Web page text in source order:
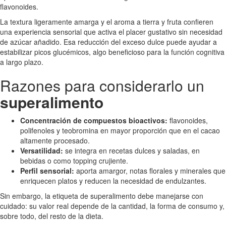
flavonoides.
La textura ligeramente amarga y el aroma a tierra y fruta confieren
una experiencia sensorial que activa el placer gustativo sin necesidad
de azúcar añadido. Esa reducción del exceso dulce puede ayudar a
estabilizar picos glucémicos, algo beneficioso para la función cognitiva
a largo plazo.
Razones para considerarlo un
superalimento
Concentración de compuestos bioactivos: flavonoides,
polifenoles y teobromina en mayor proporción que en el cacao
altamente procesado.
Versatilidad: se integra en recetas dulces y saladas, en
bebidas o como topping crujiente.
Perfil sensorial: aporta amargor, notas florales y minerales que
enriquecen platos y reducen la necesidad de endulzantes.
Sin embargo, la etiqueta de superalimento debe manejarse con
cuidado: su valor real depende de la cantidad, la forma de consumo y,
sobre todo, del resto de la dieta.